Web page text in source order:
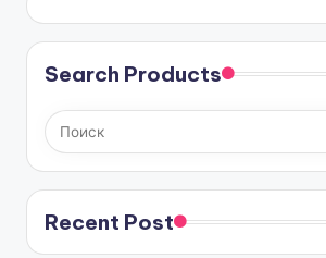
Search Products
Recent Post